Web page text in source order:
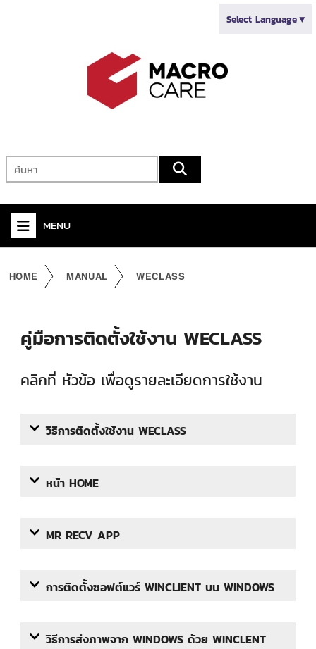
Select Language▼
MENU
CONNECTIVITY
SUPPORT
ABOUT US
HOME MANUAL WECLASS
คู่มือการติดตั้งใช้งาน WECLASS
คลิกที่ หัวข้อ เพื่อดูรายละเอียดการใช้งาน
วิธีการติดตั้งใช้งาน WECLASS
หน้า HOME
MR RECV APP
การติดตั้งซอฟต์แวร์ WINCLIENT บน WINDOWS
วิธีการส่งภาพจาก WINDOWS ด้วย WINCLENT